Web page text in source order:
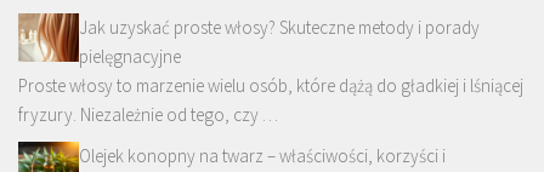
Jak uzyskać proste włosy? Skuteczne metody i porady
pielęgnacyjne
Proste włosy to marzenie wielu osób, które dążą do gładkiej i lśniącej
fryzury. Niezależnie od tego, czy …
Olejek konopny na twarz – właściwości, korzyści i